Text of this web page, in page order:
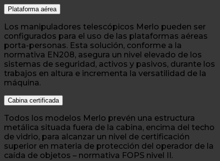
Plataforma aérea
Los manipuladores telescópicos Merlo pueden ser
configurados para el uso de las plataformas aéreas
porta-personas. Esta solución, conforme a la
normativa EN208, asegura un nivel elevado de los
sistemas de seguridad, activos y pasivos, durante los
trabajos en altura e incrementa la versatilidad de la
máquina.
Cabina certificada
Todos los modelos Merlo prevén una estructura
metálica situada fuera de la cabina, encima del techo
de vidrio, para alcanzar un nivel de certificación
superior en materia de protección del operador de la
caída de objetos – normativa FOPS nivel II.